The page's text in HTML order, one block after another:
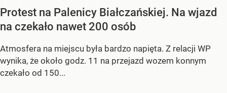
Protest na Palenicy Białczańskiej. Na wjazd
na czekało nawet 200 osób
Atmosfera na miejscu była bardzo napięta. Z relacji WP
wynika, że około godz. 11 na przejazd wozem konnym
czekało od 150...